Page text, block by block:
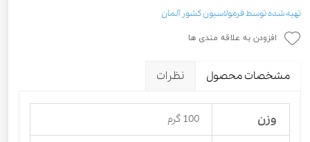
تهیه شده توسط فرمولاسیون کشور آلمان
افزودن به علاقه مندی ها
مشخصات محصول نظرات
وزن 100 گرم